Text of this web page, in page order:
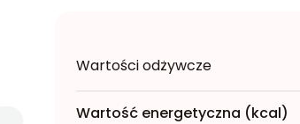
Wartości odżywcze
Wartość energetyczna (kcal)